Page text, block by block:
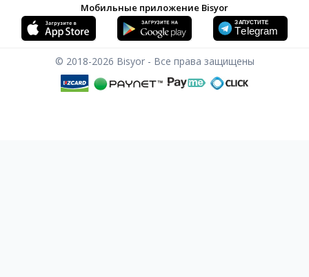
Мобильные приложение Bisyor
© 2018-2026 Bisyor - Все права защищены